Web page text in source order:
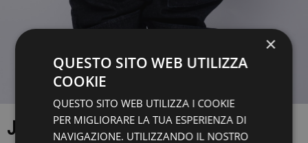
JEANS
×
QUESTO SITO WEB UTILIZZA
COOKIE
QUESTO SITO WEB UTILIZZA I COOKIE
PER MIGLIORARE LA TUA ESPERIENZA DI
NAVIGAZIONE. UTILIZZANDO IL NOSTRO